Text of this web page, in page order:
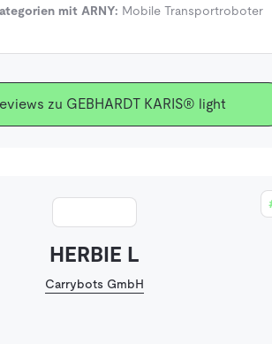
mit ARNY: Mobile Transportroboter
zu GEBHARDT KARIS® light
HERBIE L
Carrybots GmbH